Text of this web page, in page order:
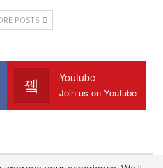
POSTS
Youtube
Join us on Youtube